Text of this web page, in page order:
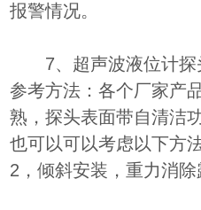
报警情况。
7、超声波液位计探
参考方法：各个厂家产
熟，探头表面带自清洁
也可以可以考虑以下方
2，倾斜安装，重力消除